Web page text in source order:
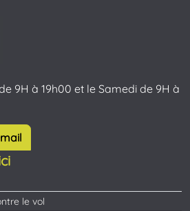
9H à 19h00 et le Samedi de 9H à
le vol